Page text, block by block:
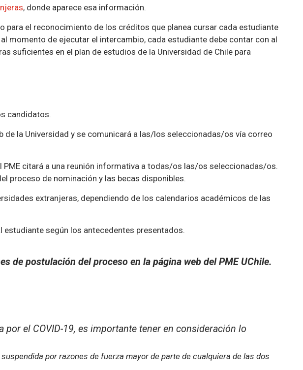
, donde aparece esa información.
para el reconocimiento de los créditos que planea cursar cada estudiante
momento de ejecutar el intercambio, cada estudiante debe contar con al
suficientes en el plan de estudios de la Universidad de Chile para
candidatos.
de la Universidad y se comunicará a las/los seleccionadas/os vía correo
citará a una reunión informativa a todas/os las/os seleccionadas/os.
proceso de nominación y las becas disponibles.
extranjeras, dependiendo de los calendarios académicos de las
estudiante según los antecedentes presentados.
de postulación del proceso en la página web del PME UChile.
por el COVID-19, es importante tener en consideración lo
por razones de fuerza mayor de parte de cualquiera de las dos